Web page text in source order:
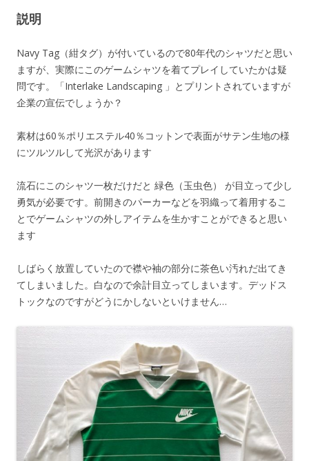
説明
Navy Tag（紺タグ）が付いているので80年代のシャツだと思い
ますが、実際にこのゲームシャツを着てプレイしていたかは疑
問です。「Interlake Landscaping 」とプリントされていますが
企業の宣伝でしょうか？
素材は60％ポリエステル40％コットンで表面がサテン生地の様
にツルツルして光沢があります
流石にこのシャツ一枚だけだと 緑色（玉虫色） が目立って少し
勇気が必要です。前開きのパーカーなどを羽織って着用するこ
とでゲームシャツの外しアイテムを生かすことができると思い
ます
しばらく放置していたので襟や袖の部分に茶色い汚れだ出てき
てしまいました。白なので余計目立ってしまいます。デッドス
トックなのですがどうにかしないといけません…